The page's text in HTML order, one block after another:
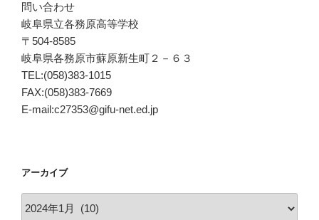
問い合わせ
岐阜県立各務原高等学校
〒504-8585
岐阜県各務原市蘇原新生町２－６３
TEL:(058)383-1015
FAX:(058)383-7669
E-mail:c27353@gifu-net.ed.jp
アーカイブ